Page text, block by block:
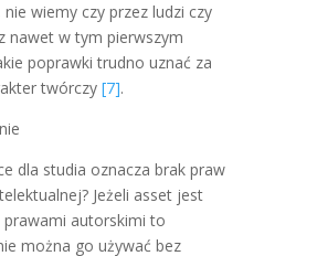
wiemy czy przez ludzi czy
nawet w tym pierwszym
poprawki trudno uznać za
twórczy [7].
dla studia oznacza brak praw
Jeżeli asset jest
prawami autorskimi to
można go używać bez